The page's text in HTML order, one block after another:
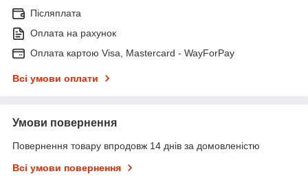
Післяплата
Оплата на рахунок
Оплата картою Visa, Mastercard - WayForPay
Всі умови оплати
Умови повернення
Повернення товару впродовж 14 днів за домовленістю
Всі умови повернення